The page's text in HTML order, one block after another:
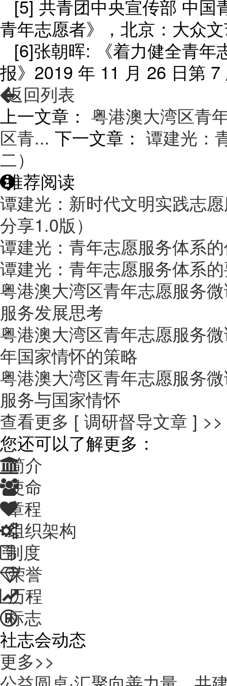
[5] 共青团中央宣传部 中国
青年志愿者》，北京：大众
[6]张朝晖: 《着力健全青年
报》2019 年 11 月 26 日第 7
返回列表
上一文章： 粤港澳大湾区青
区青... 下一文章： 谭建光：
二）
推荐阅读
谭建光：新时代文明实践志
分享1.0版）
谭建光：青年志愿服务体系
谭建光：青年志愿服务体系
粤港澳大湾区青年志愿服务
服务发展思考
粤港澳大湾区青年志愿服务
年国家情怀的策略
粤港澳大湾区青年志愿服务
服务与国家情怀
查看更多 [ 调研督导文章 ] >>
您还可以了解更多：
简介
使命
章程
组织架构
制度
荣誉
历程
标志
社志会动态
更多>>